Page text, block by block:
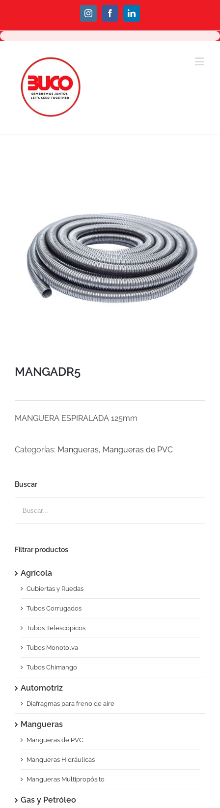
InstagramFacebookLinkedin
MANGADR5
MANGUERA ESPIRALADA 125mm
Categorías: Mangueras, Mangueras de PVC
Buscar
Filtrar productos
Agrícola
Cubiertas y Ruedas
Tubos Corrugados
Tubos Telescópicos
Tubos Monotolva
Tubos Chimango
Automotriz
Diafragmas para freno de aire
Mangueras
Mangueras de PVC
Mangueras Hidráulicas
Mangueras Multipropósito
Gas y Petróleo